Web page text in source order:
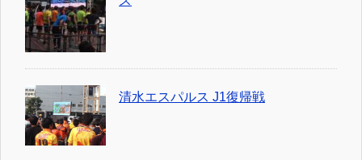
清水エスパルス J1復帰戦